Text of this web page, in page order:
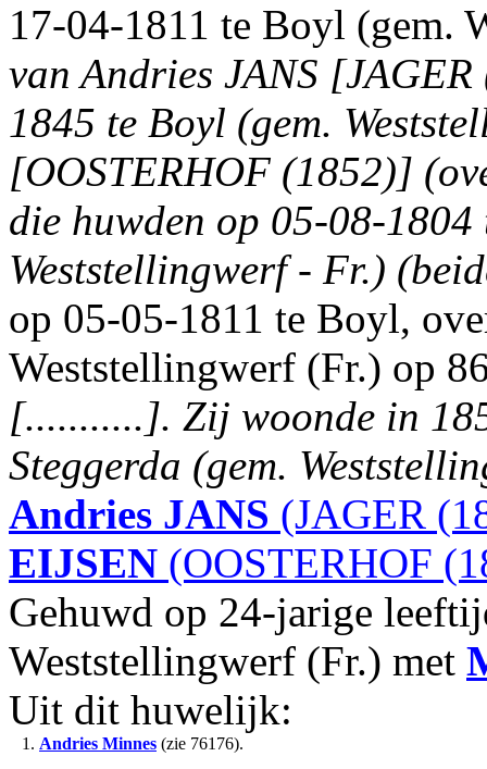
17-04-1811 te Boyl (gem.
van Andries JANS
1845 te Boyl (gem.
[OOSTERHOF (1852)]
die huwden op 05-08-
Weststellingwerf - Fr.)
op 05-05-1811 te Boyl,
Weststellingwerf (Fr.) op
[...........]. Zij woonde in
Steggerda (gem.
Andries JANS (JAGER
EIJSEN (OOSTERHOF
Gehuwd op 24-jarige
Weststellingwerf (Fr.) met
Uit dit huwelijk:
1. Andries Minnes (zie 76176).